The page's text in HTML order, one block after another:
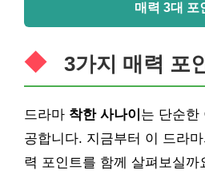
매력 3대 포
3가지 매력 포
드라마 착한 사나이 는 단순한
공합니다. 지금부터 이 드라
력 포인트를 함께 살펴보실까